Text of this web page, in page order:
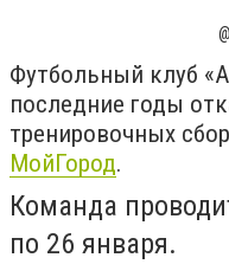
Футбольный клуб
последние годы
тренировочных
МойГород.
Команда
по 26 января.